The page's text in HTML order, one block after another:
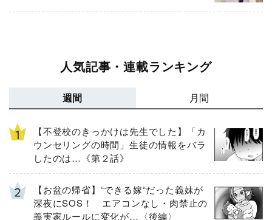
人気記事・連載ランキング
週間 月間
【不登校のきっかけは先生でした】「カ
ウンセリングの時間」生徒の情報をバラ
したのは…《第２話》
【お盆の帰省】“できる嫁“だった義妹が
深夜にSOS！ エアコンなし・肉禁止の
義実家ルールに変化が…〈後編〉